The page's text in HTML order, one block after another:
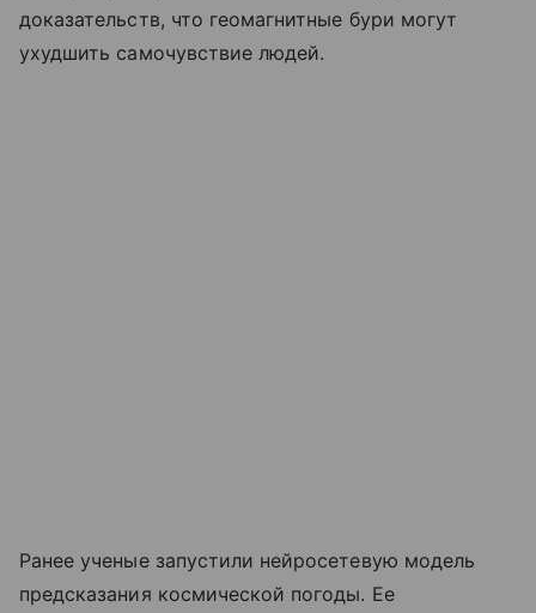
доказательств, что геомагнитные бури могут
ухудшить самочувствие людей.
Ранее ученые запустили нейросетевую модель
предсказания космической погоды. Ее